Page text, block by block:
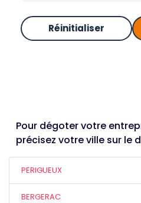
Réinitialiser
Pour dégoter votre
précisez votre ville sur le
PERIGUEUX
BERGERAC